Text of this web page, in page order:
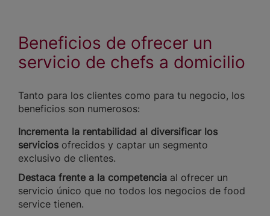
Beneficios de ofrecer un
servicio de chefs a domicilio
Tanto para los clientes como para tu negocio, los
beneficios son numerosos:
Incrementa la rentabilidad al diversificar los
servicios ofrecidos y captar un segmento
exclusivo de clientes.
Destaca frente a la competencia al ofrecer un
servicio único que no todos los negocios de food
service tienen.